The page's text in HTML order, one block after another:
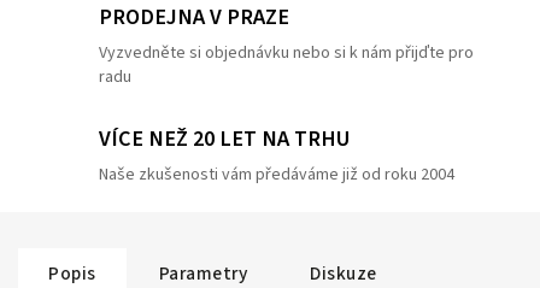
PRODEJNA V PRAZE
Vyzvedněte si objednávku nebo si k nám přijďte pro
radu
VÍCE NEŽ 20 LET NA TRHU
Naše zkušenosti vám předáváme již od roku 2004
Popis Parametry Diskuze